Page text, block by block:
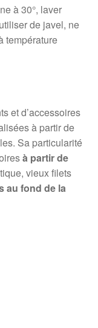
à 30°, laver
de javel, ne
température
et d’accessoires
à partir de
Sa particularité
à partir de
vieux filets
au fond de la